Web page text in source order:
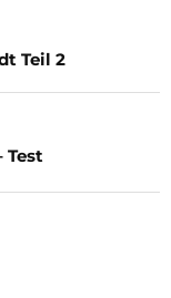
Teil 2
Test